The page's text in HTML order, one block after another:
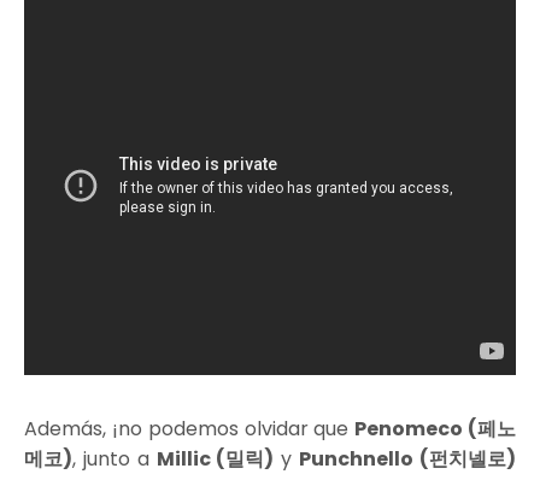
Además, ¡no podemos olvidar que Penomeco (페노
메코), junto a Millic (밀릭) y Punchnello (펀치넬로)